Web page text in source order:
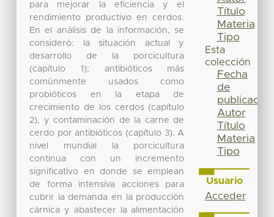
para mejorar la eficiencia y el
rendimiento productivo en cerdos.
En el análisis de la información, se
consideró: la situación actual y
desarrollo de la porcicultura
(capítulo 1); antibióticos más
comúnmente usados como
probióticos en la etapa de
crecimiento de los cerdos (capítulo
2), y contaminación de la carne de
cerdo por antibióticos (capítulo 3). A
nivel mundial la porcicultura
continua con un incremento
significativo en donde se emplean
de forma intensiva acciones para
cubrir la demanda en la producción
cárnica y abastecer la alimentación
Título
Materia
Tipo
Esta
colección
Fecha
de
publicación
Autor
Título
Materia
Tipo
Usuario
Acceder